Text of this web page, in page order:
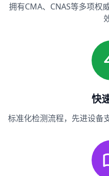
拥有CMA、CNAS等多项权
快
标准化检测流程，先进设备